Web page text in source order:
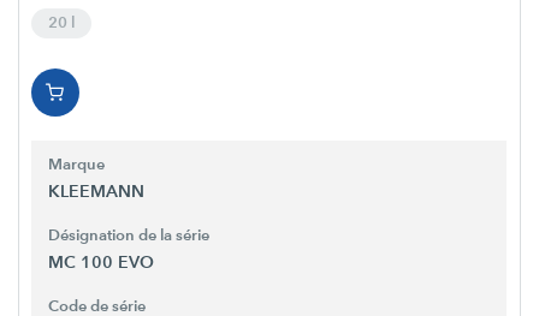
20 l
Marque
KLEEMANN
Désignation de la série
MC 100 EVO
Code de série